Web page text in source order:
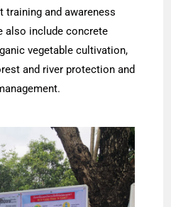
training and awareness
also include concrete
vegetable cultivation,
and river protection and